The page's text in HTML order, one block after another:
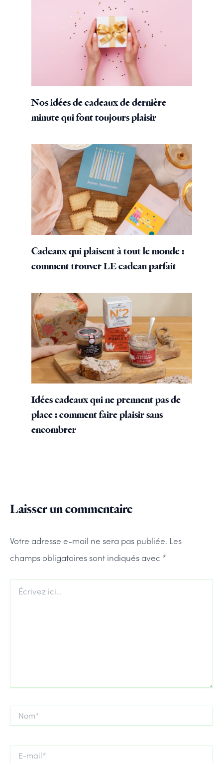
Nos idées de cadeaux de dernière
minute qui font toujours plaisir
Cadeaux qui plaisent à tout le monde :
comment trouver LE cadeau parfait
Idées cadeaux qui ne prennent pas de
place : comment faire plaisir sans
encombrer
Laisser un commentaire
Votre adresse e-mail ne sera pas publiée. Les
champs obligatoires sont indiqués avec *
ici…
mail*